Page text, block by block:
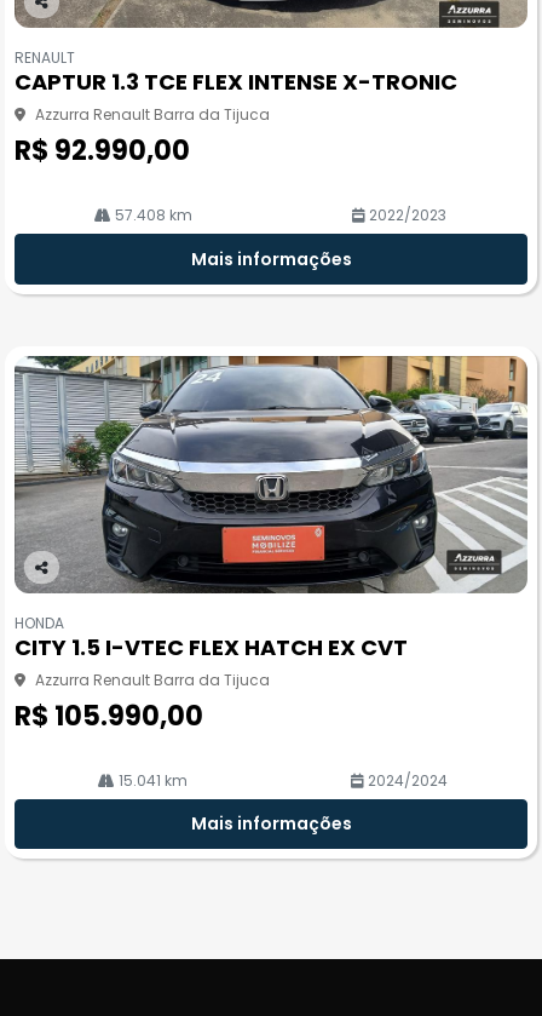
Co
pa
rtil
he
RENAULT
CAPTUR 1.3 TCE FLEX INTENSE X-TRONIC
Azzurra Renault Barra da Tijuca
R$ 92.990,00
57.408 km 2022/2023
Mais informações
Co
pa
rtil
he
HONDA
CITY 1.5 I-VTEC FLEX HATCH EX CVT
Azzurra Renault Barra da Tijuca
R$ 105.990,00
15.041 km 2024/2024
Mais informações